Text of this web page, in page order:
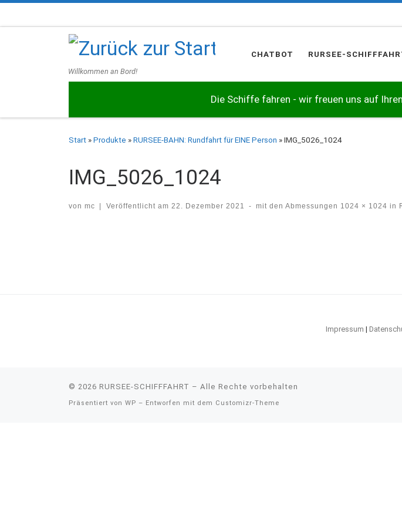
Willkommen an Bord!
CHATBOT RURSEE-
Die Schiffe fahren - wir freuen uns auf
Start » Produkte » RURSEE-BAHN: Rundfahrt für EINE Person » IMG_5026_1024
IMG_5026_1024
von mc | Veröffentlicht am 22. Dezember 2021 - mit den Abmessungen 1024 × 1024 in
Impressum |
© 2026 RURSEE-SCHIFFFAHRT – Alle Rechte vorbehalten
Präsentiert von WP – Entworfen mit dem Customizr-Theme